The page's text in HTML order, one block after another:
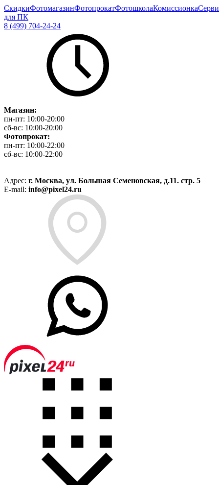
СкидкиФотомагазинФотопрокатФотошколаКомиссионка
для ПК
8 (499) 704-24-24
Магазин:
пн-пт: 10:00-20:00
сб-вс: 10:00-20:00
Фотопрокат:
пн-пт: 10:00-22:00
сб-вс: 10:00-22:00
Адрес: г. Москва, ул. Большая Семеновская, д.11. стр. 5
E-mail: info@pixel24.ru